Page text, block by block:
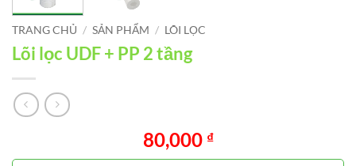
TRANG CHỦ / SẢN PHẨM / LÕI LỌC
Lõi lọc UDF + PP 2 tầng
80,000 ₫